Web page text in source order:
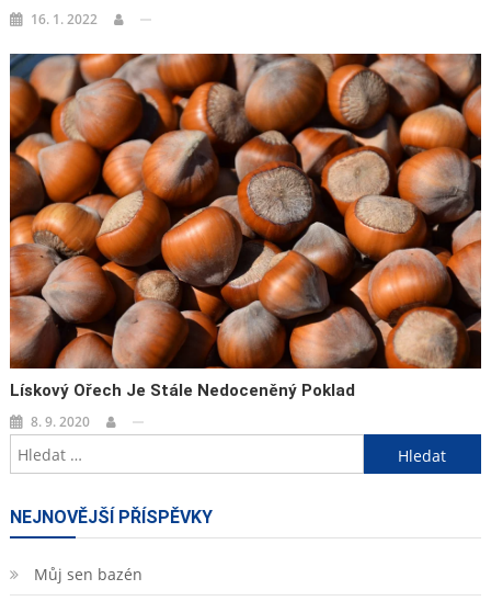
16. 1. 2022
Lískový Ořech Je Stále Nedoceněný Poklad
8. 9. 2020
Vyhledávání
NEJNOVĚJŠÍ PŘÍSPĚVKY
Můj sen bazén